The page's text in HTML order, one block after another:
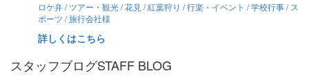
ロケ弁 / ツアー・観光 / 花見 / 紅葉狩り / 行楽・イベント / 学校行事 / ス
ポーツ / 旅行会社様
詳しくはこちら
スタッフブログSTAFF BLOG